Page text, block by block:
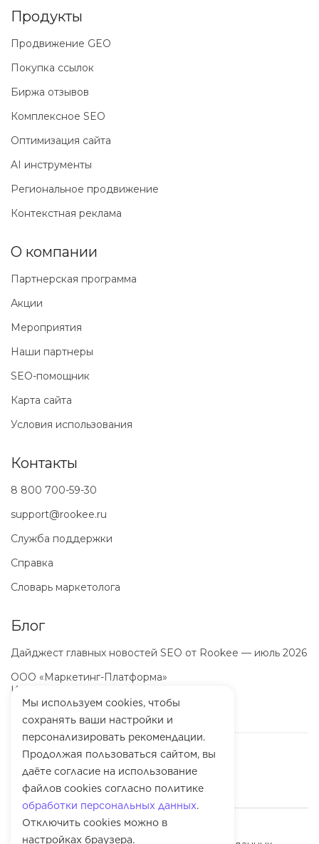
Мы используем cookies, чтобы
сохранять ваши настройки и
персонализировать рекомендации.
Продолжая пользоваться сайтом, вы
даёте согласие на использование
файлов cookies согласно политике
обработки персональных данных.
Отключить cookies можно в
настройках браузера.
Блог
Дайджест главных новостей SEO от Rookee — июль 2026
ООО «Маркетинг-Платформа»
ИНН
ОГРН 1257100003863
Продукты
Продвижение GEO
Покупка ссылок
Биржа отзывов
Комплексное SEO
Оптимизация сайта
AI инструменты
Региональное продвижение
Контекстная реклама
О компании
Партнерская программа
Акции
Мероприятия
Наши партнеры
SEO-помощник
Карта сайта
Условия использования
Контакты
8 800 700-59-30
support@rookee.ru
Служба поддержки
Справка
Словарь маркетолога